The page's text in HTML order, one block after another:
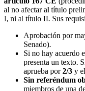
al no afectar al título
I, ni al título II. Sus
Aprobación por
Senado).
Si no hay acuerdo
presenta un texto.
aprueba por2/3 y
Sin referéndum
miembros de una